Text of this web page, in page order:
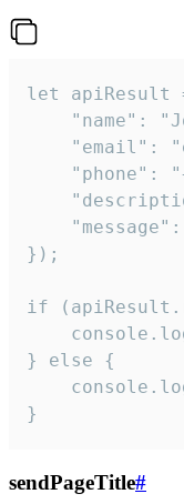
let apiResult
"name":
"email":
"phone":
});
if
} else {
}
sendPageTitle#